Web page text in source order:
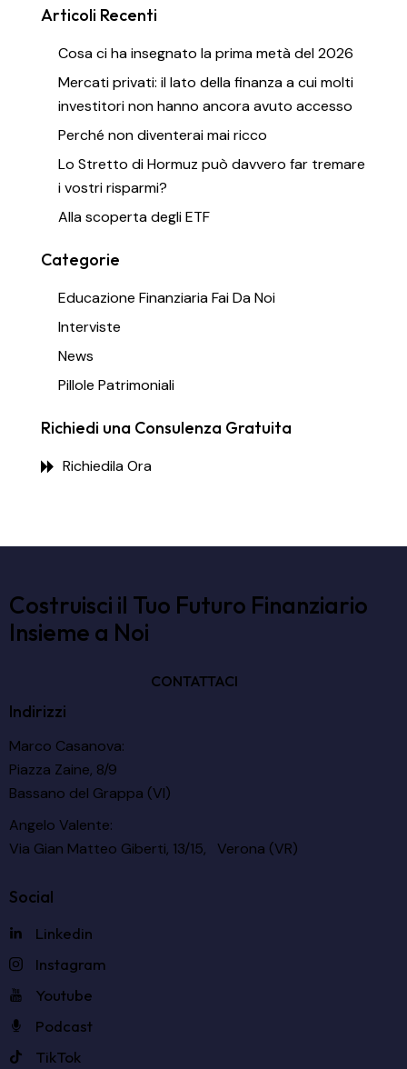
Articoli Recenti
Cosa ci ha insegnato la prima metà del 2026
Mercati privati: il lato della finanza a cui molti
investitori non hanno ancora avuto accesso
Perché non diventerai mai ricco
Lo Stretto di Hormuz può davvero far tremare
i vostri risparmi?
Alla scoperta degli ETF
Categorie
Educazione Finanziaria Fai Da Noi
Interviste
News
Pillole Patrimoniali
Richiedi una Consulenza Gratuita
Richiedila Ora
Costruisci il Tuo Futuro Finanziario
Insieme a Noi
CONTATTACI
Indirizzi
Marco Casanova:
Piazza Zaine, 8/9
Bassano del Grappa (VI)
Angelo Valente:
Via Gian Matteo Giberti, 13/15, Verona (VR)
Social
Linkedin
Instagram
Youtube
Podcast
TikTok